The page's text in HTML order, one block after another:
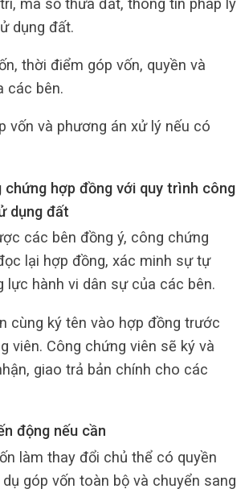
dụng đất.
thời điểm góp vốn, quyền và
các bên.
vốn và phương án xử lý nếu có
chứng hợp đồng với quy trình công
dụng đất
các bên đồng ý, công chứng
lại hợp đồng, xác minh sự tự
lực hành vi dân sự của các bên.
cùng ký tên vào hợp đồng trước
viên. Công chứng viên sẽ ký và
giao trả bản chính cho các
động nếu cần
làm thay đổi chủ thể có quyền
góp vốn toàn bộ và chuyển sang